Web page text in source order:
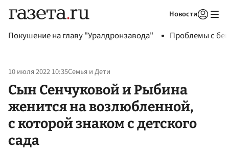
Новости
Покушение на главу "Уралдронзавода" Проблемы с
10 июля 2022 10:35Семья и Дети
Сын Сенчуковой и Рыбина
женится на возлюбленной,
с которой знаком с детского
сада